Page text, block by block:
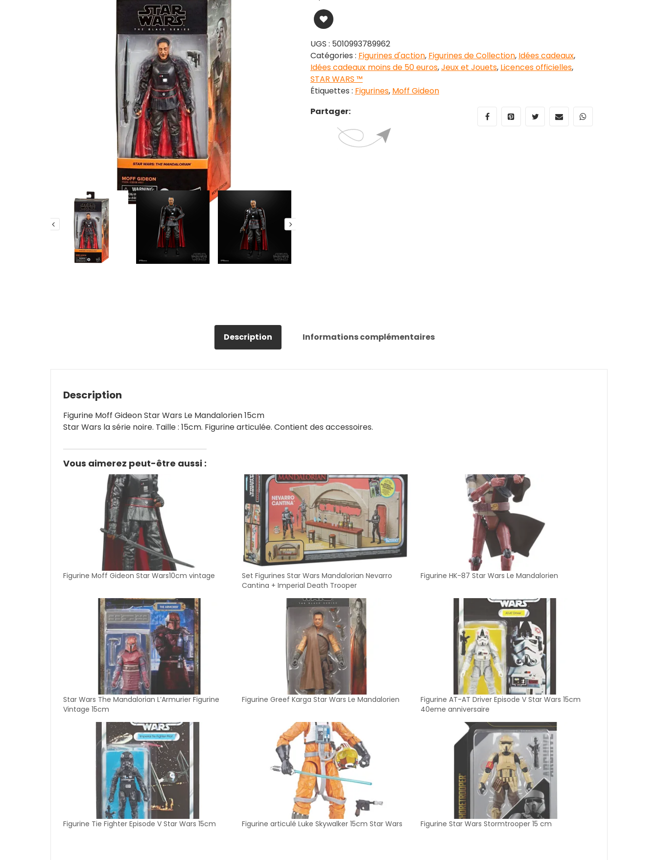
UGS : 5010993789962
Catégories : Figurines d'action, Figurines de Collection, Idées cadeaux,
Idées cadeaux moins de 50 euros,Jeux et Jouets, Licences officielles,
STAR WARS ™
Étiquettes : Figurines, Moff Gideon
Partager:
Description Informations complémentaires
Description
Figurine Moff Gideon Star Wars Le Mandalorien 15cm
Star Wars la série noire. Taille : 15cm. Figurine articulée. Contient des accessoires.
Vous aimerez peut-être aussi :
Figurine Moff Gideon Star Wars10cm vintage
Set Figurines Star Wars Mandalorian Nevarro
Cantina + Imperial Death Trooper
Figurine HK-87 Star Wars Le Mandalorien
Star Wars The Mandalorian L’Armurier Figurine
Vintage 15cm
Figurine Greef Karga Star Wars Le Mandalorien
Figurine AT-AT Driver Episode V Star Wars 15cm
40eme anniversaire
Figurine Tie Fighter Episode V Star Wars 15cm Figurine articulé Luke Skywalker 15cm Star Wars Figurine Star Wars Stormtrooper 15 cm